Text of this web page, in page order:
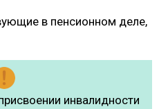
в пенсионном деле,
инвалидности